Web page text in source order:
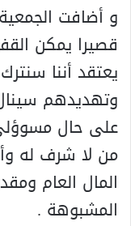
و أضافت
قصيرا يمكن
يعتقد أننا
وتهديدهم سينال
على حال
من لا شرف له
المال العام
المشبوهة .